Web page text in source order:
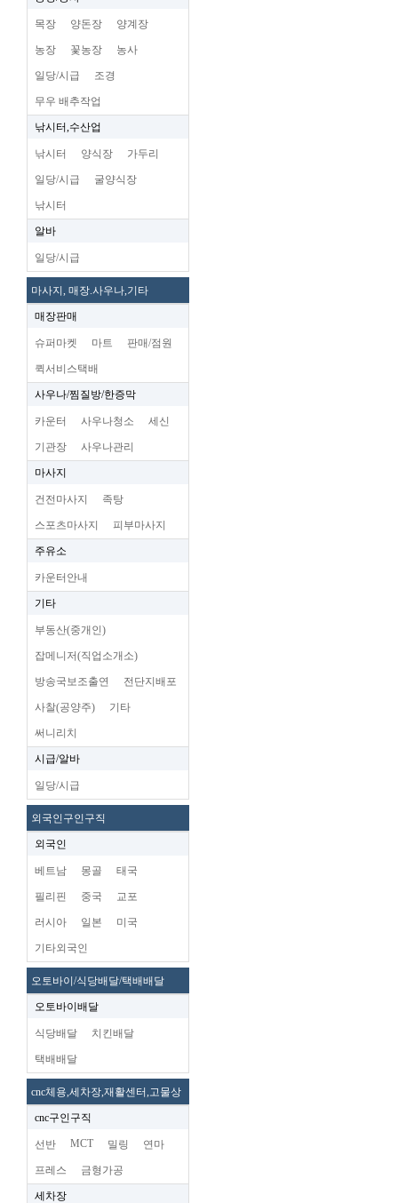
목장 양돈장 양계장
농장 꽃농장 농사
일당/시급 조경
무우 배추작업
낚시터,수산업
낚시터 양식장 가두리
일당/시급 굴양식장
낚시터
알바
일당/시급
마사지, 매장.사우나,기타
매장판매
슈퍼마켓 마트 판매/점원
퀵서비스택배
사우나/찜질방/한증막
카운터 사우나청소 세신
기관장 사우나관리
마사지
건전마사지 족탕
스포츠마사지 피부마사지
주유소
카운터안내
기타
부동산(중개인)
잡메니저(직업소개소)
방송국보조출연 전단지배포
사찰(공양주) 기타
써니리치
시급/알바
일당/시급
외국인구인구직
외국인
베트남 몽골 태국
필리핀 중국 교포
러시아 일본 미국
기타외국인
오토바이/식당배달/택배배달
오토바이배달
식당배달 치킨배달
택배배달
cnc체용,세차장,재활센터,고물상
cnc구인구직
선반 MCT 밀링 연마
프레스 금형가공
세차장